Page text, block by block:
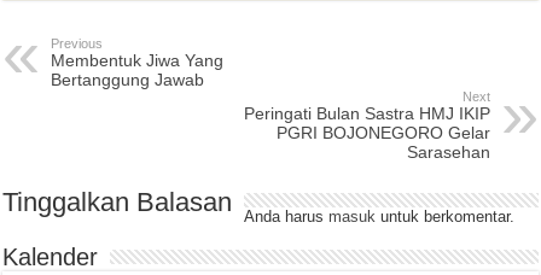
Previous
Membentuk Jiwa Yang
Bertanggung Jawab
Next
Peringati Bulan Sastra HMJ IKIP
PGRI BOJONEGORO Gelar
Sarasehan
Tinggalkan Balasan Anda harus masuk untuk berkomentar.
Kalender